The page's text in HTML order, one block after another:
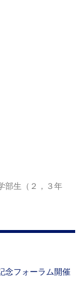
部生（２，３年
念フォーラム開催